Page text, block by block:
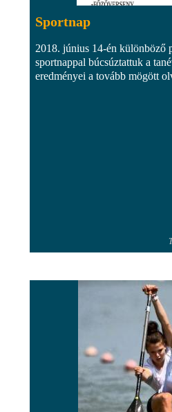
Sportnap
2018. június 14-én különböző
sportnappal búcsúztattuk a
eredményei a tovább mögött